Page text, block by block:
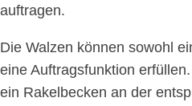
auftragen.
Die Walzen können sowohl
eine Auftragsfunktion
ein Rakelbecken an der